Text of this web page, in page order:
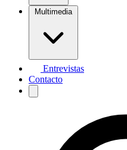
Multimedia
Entrevistas
Contacto